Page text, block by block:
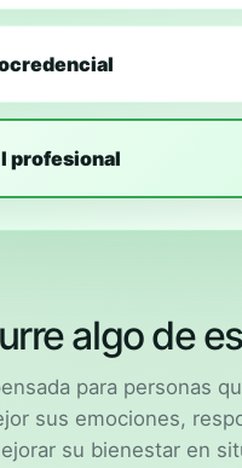
profesional
algo de
para personas
sus emociones,
su bienestar en